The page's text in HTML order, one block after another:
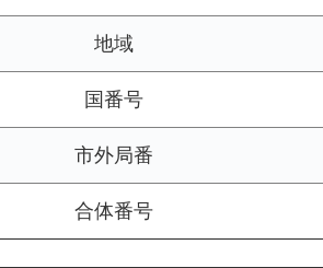
地域
国番号
市外局番
合体番号